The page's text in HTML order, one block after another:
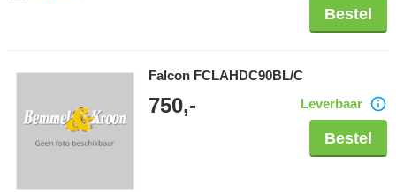
Bestel
Falcon FCLAHDC90BL/C
750,- Leverbaar
Bestel